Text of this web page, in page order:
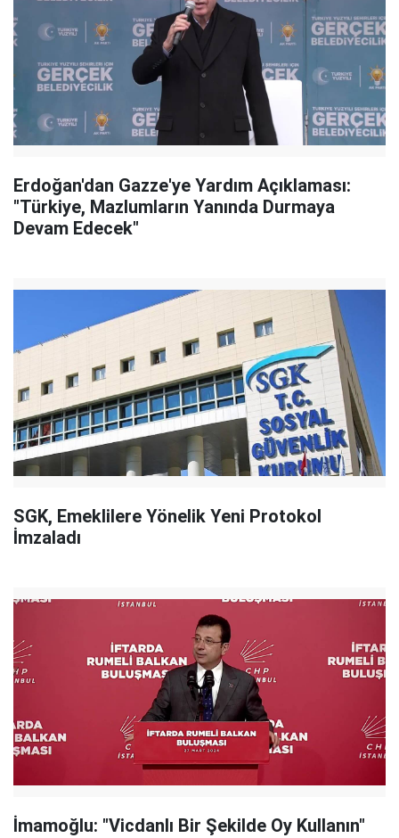
Erdoğan'dan Gazze'ye Yardım Açıklaması:
"Türkiye, Mazlumların Yanında Durmaya
Devam Edecek"
SGK, Emeklilere Yönelik Yeni Protokol
İmzaladı
İmamoğlu: "Vicdanlı Bir Şekilde Oy Kullanın"